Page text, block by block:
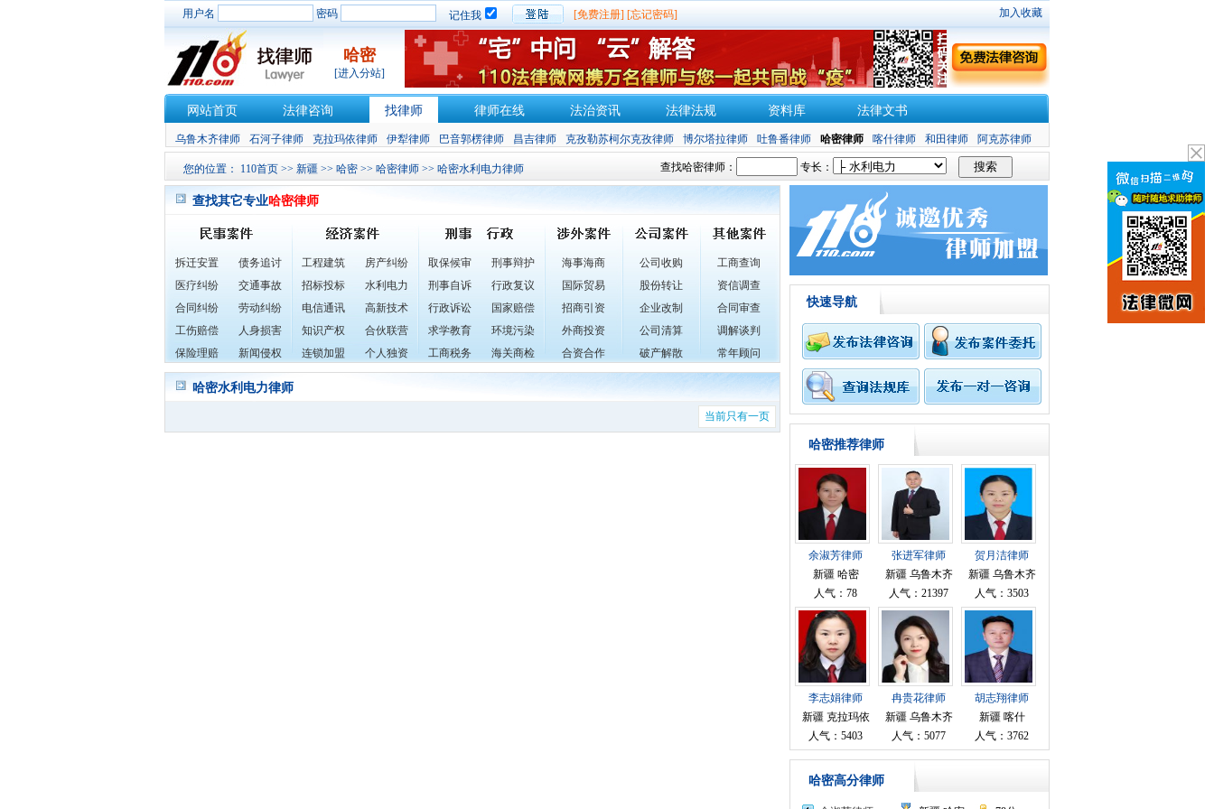
用户名 密码 记住我 [免费注册] [忘记密码] 加入收藏
哈密
[进入分站]
网站首页 法律咨询 找律师 律师在线 法治资讯 法律法规 资料库 法律文书
乌鲁木齐律师 石河子律师 克拉玛依律师 伊犁律师 巴音郭楞律师 昌吉律师 克孜勒苏柯尔克孜律师 博尔塔拉律师 吐鲁番律师 哈密律师 喀什律师 和田律师 阿克苏律师
您的位置： 110首页 >> 新疆 >> 哈密 >> 哈密律师 >> 哈密水利电力律师 查找哈密律师： 专长：
查找其它专业哈密律师
拆迁安置
债务追讨
医疗纠纷
交通事故
合同纠纷
劳动纠纷
工伤赔偿
人身损害
保险理赔
新闻侵权
工程建筑
房产纠纷
招标投标
水利电力
电信通讯
高新技术
知识产权
合伙联营
连锁加盟
个人独资
取保候审
刑事辩护
刑事自诉
行政复议
行政诉讼
国家赔偿
求学教育
环境污染
工商税务
海关商检
海事海商
国际贸易
招商引资
外商投资
合资合作
公司收购
股份转让
企业改制
公司清算
破产解散
工商查询
资信调查
合同审查
调解谈判
常年顾问
哈密水利电力律师
当前只有一页
快速导航
哈密推荐律师
余淑芳律师
新疆 哈密
人气：78
张进军律师
新疆 乌鲁木齐
人气：21397
贺月洁律师
新疆 乌鲁木齐
人气：3503
李志娟律师
新疆 克拉玛依
人气：5403
冉贵花律师
新疆 乌鲁木齐
人气：5077
胡志翔律师
新疆 喀什
人气：3762
哈密高分律师